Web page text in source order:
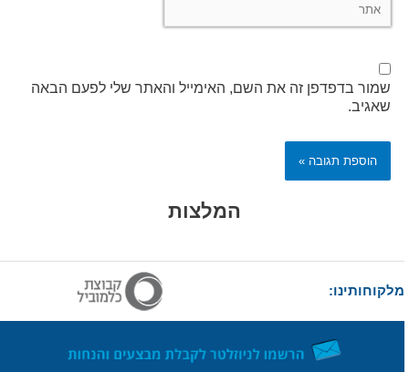
שמור בדפדפן זה את השם, האימייל והאתר שלי לפעם הבאה
שאגיב.
המלצות
מלקוחותינו: